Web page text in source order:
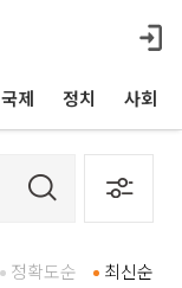
국제 정치 사회
최신순
정확도순